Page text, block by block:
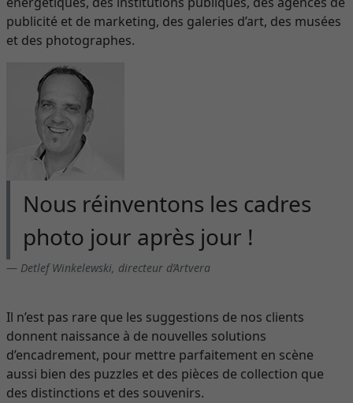
publicité et de marketing, des galeries d’art, des musées
et des photographes.
Nous réinventons les cadres
photo jour après jour !
Detlef Winkelewski, directeur d’Artvera
Il n’est pas rare que les suggestions de nos clients
donnent naissance à de nouvelles solutions
d’encadrement, pour mettre parfaitement en scène
aussi bien des puzzles et des pièces de collection que
des distinctions et des souvenirs.